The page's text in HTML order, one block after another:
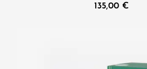
135,00 €